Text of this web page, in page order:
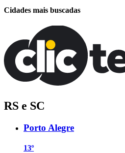
Cidades mais buscadas
RS e SC
Porto Alegre
13º